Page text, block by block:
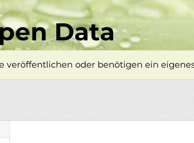
Data
veröffentlichen oder benötigen ein